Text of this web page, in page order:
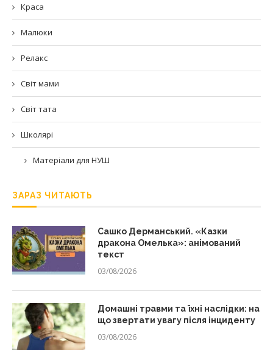
Краса
Малюки
Релакс
Світ мами
Світ тата
Школярі
Матеріали для НУШ
ЗАРАЗ ЧИТАЮТЬ
Сашко Дерманський. «Казки
дракона Омелька»: анімований
текст
03/08/2026
Домашні травми та їхні наслідки: на
що звертати увагу після інциденту
03/08/2026